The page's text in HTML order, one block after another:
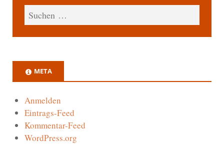
META
Anmelden
Eintrags-Feed
Kommentar-Feed
WordPress.org